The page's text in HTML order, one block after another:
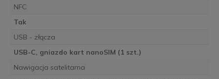
NFC
Tak
USB - złącza
USB-C, gniazdo kart nanoSIM (1 szt.)
Nawigacja satelitarna